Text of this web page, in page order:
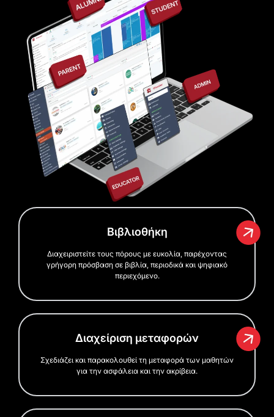
Βιβλιοθήκη
Διαχειριστείτε τους πόρους με ευκολία, παρέχοντας
γρήγορη πρόσβαση σε βιβλία, περιοδικά και ψηφιακό
περιεχόμενο.
Διαχείριση μεταφορών
Σχεδιάζει και παρακολουθεί τη μεταφορά των μαθητών
για την ασφάλεια και την ακρίβεια.